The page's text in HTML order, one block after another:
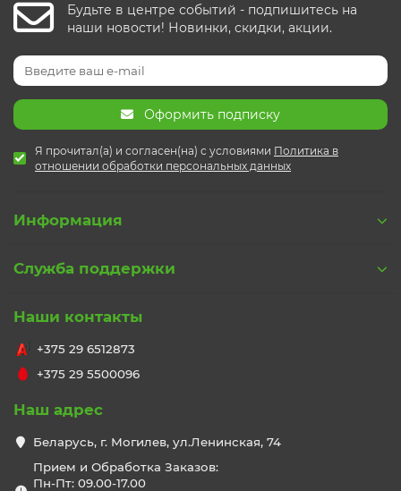
Будьте в центре событий - подпишитесь на
наши новости! Новинки, скидки, акции.
Оформить подписку
Я прочитал(а) и согласен(на) с условиями Политика в
отношении обработки персональных данных
Информация
Служба поддержки
Наши контакты
+375 29 6512873
+375 29 5500096
Наш адрес
Беларусь, г. Могилев, ул.Ленинская, 74
Прием и Обработка Заказов:
Пн-Пт: 09.00-17.00